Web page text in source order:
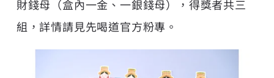
財錢母（盒內一金、一銀錢母），得獎者共三
組，詳情請見先喝道官方粉專 。